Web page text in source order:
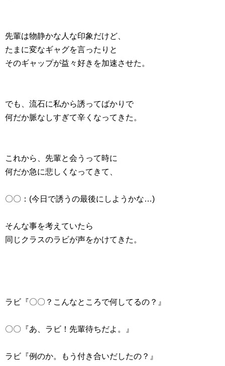
先輩は物静かな人な印象だけど、
たまに変なギャグを言ったりと
そのギャップが益々好きを加速させた。
でも、流石に私から誘ってばかりで
何だか脈なしすぎて辛くなってきた。
これから、先輩と会うって時に
何だか急に悲しくなってきて、
〇〇：(今日で誘うの最後にしようかな…)
そんな事を考えていたら
同じクラスのラビが声をかけてきた。
ラビ『〇〇？こんなところで何してるの？』
〇〇『あ、ラビ！先輩待ちだよ。』
ラビ『例のか。もう付き合いだしたの？』